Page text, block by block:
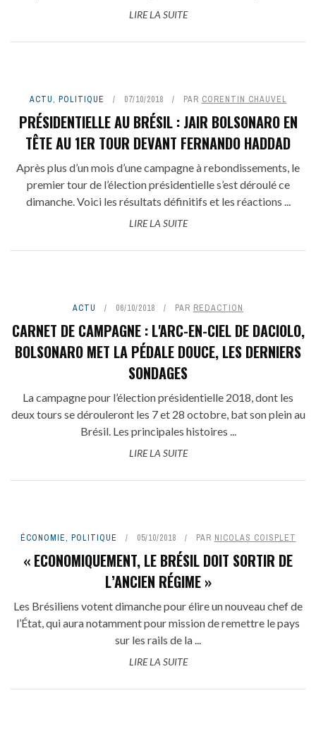
LIRE LA SUITE
ACTU, POLITIQUE 07/10/2018 PAR CORENTIN CHAUVEL
PRÉSIDENTIELLE AU BRÉSIL : JAIR BOLSONARO EN
TÊTE AU 1ER TOUR DEVANT FERNANDO HADDAD
Après plus d’un mois d’une campagne à rebondissements, le
premier tour de l’élection présidentielle s’est déroulé ce
dimanche. Voici les résultats définitifs et les réactions ...
LIRE LA SUITE
ACTU 06/10/2018 PAR REDACTION
CARNET DE CAMPAGNE : L'ARC-EN-CIEL DE DACIOLO,
BOLSONARO MET LA PÉDALE DOUCE, LES DERNIERS
SONDAGES
La campagne pour l’élection présidentielle 2018, dont les
deux tours se dérouleront les 7 et 28 octobre, bat son plein au
Brésil. Les principales histoires ...
LIRE LA SUITE
ÉCONOMIE, POLITIQUE 05/10/2018 PAR NICOLAS COISPLET
« ECONOMIQUEMENT, LE BRÉSIL DOIT SORTIR DE
L’ANCIEN RÉGIME »
Les Brésiliens votent dimanche pour élire un nouveau chef de
l’État, qui aura notamment pour mission de remettre le pays
sur les rails de la ...
LIRE LA SUITE